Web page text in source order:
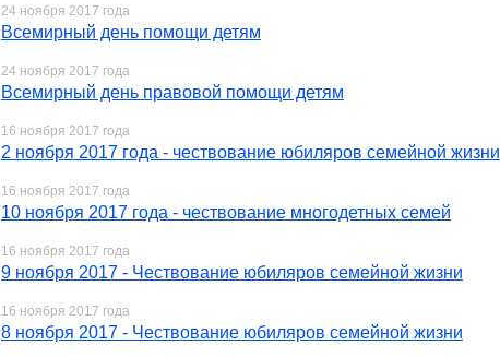
24 ноября 2017 года
Всемирный день помощи детям
24 ноября 2017 года
Всемирный день правовой помощи детям
16 ноября 2017 года
2 ноября 2017 года - чествование юбиляров семейной жизни
16 ноября 2017 года
10 ноября 2017 года - чествование многодетных семей
16 ноября 2017 года
9 ноября 2017 - Чествование юбиляров семейной жизни
16 ноября 2017 года
8 ноября 2017 - Чествование юбиляров семейной жизни